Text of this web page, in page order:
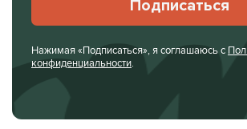
Подписаться
Нажимая «Подписаться», я соглашаюсь с
конфиденциальности.